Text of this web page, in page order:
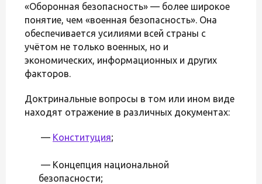
«Оборонная безопасность» — более широкое
понятие, чем «военная безопасность». Она
обеспечивается усилиями всей страны с
учётом не только военных, но и
экономических, информационных и других
факторов.
Доктринальные вопросы в том или ином виде
находят отражение в различных документах:
— Конституция;
— Концепция национальной
безопасности;